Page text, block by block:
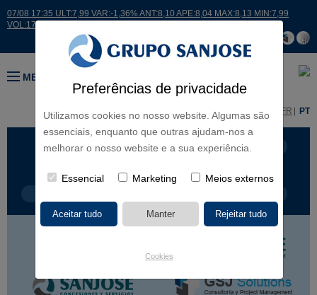
Preferências de privacidade
Utilizamos cookies no nosso website. Algumas são
essenciais, enquanto que outras ajudam-nos a
melhorar o nosso website e a sua experiência.
Essencial Marketing Meios externos
Cookies
07/08 17:35 ULT:7,99 VAR:-1,36% ANT:8,10 APE:8,04 MAX:8,13 MIN:7,99
VOL:17664
MENU
EN FR PT
LINHAS DE NEGÓCIO CONTINENTES